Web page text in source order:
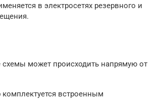
в электросетях резервного и
схемы может происходить напрямую от
встроенным